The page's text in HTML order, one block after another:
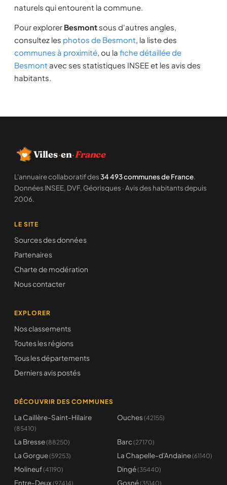
naturels qui entourent la commune.
Pour explorer Besmont sous d'autres angles,
consultez les photos de Besmont, la liste des
communes à proximité, ou la fiche détaillée de
Besmont avec ses statistiques INSEE et les avis des
habitants.
Villes·en·France
L'annuaire collaboratif des34 493 communes de France.
Données INSEE, DVF, Géorisques · Avis des habitants depuis
2006.
LE SITE
Sources des données
Partenaires
Charte de modération
Nous contacter
EXPLORER
Nos classements
Toutes les régions
Tous les départements
Derniers avis postés
DÉCOUVRIR DES COMMUNES
La Caillère-Saint-Hilaire
(85410)
Ouches (42155)
La Bresse(88250) Barc (27170)
La Gorgue(59253) La Chapelle-d'Andaine(61140)
Molineuf(41190) Dingé(35440)
Entre-Deux (97414) Gosné(35140)